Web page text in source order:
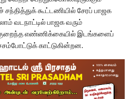
கூட்டணியில் சேரப் பாஜக
வடநாட்டில் பாஜக வரும்
குறைந்த எண்ணிக்கையில் இடங்களைப்
காட்டுகின்றன.